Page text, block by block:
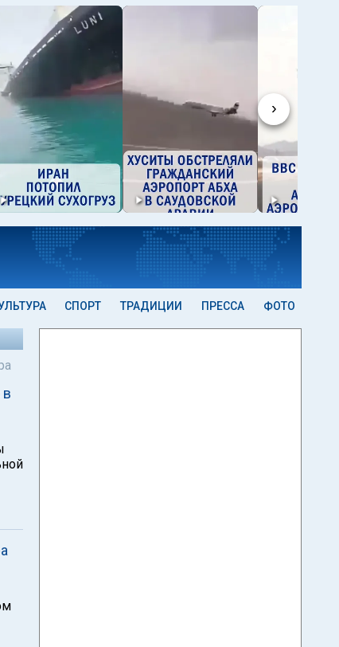
›
СПОРТ ТРАДИЦИИ ПРЕССА ФОТО
в